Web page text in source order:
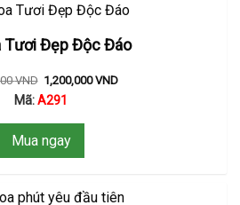
Tươi Đẹp Độc Đáo
VND 1,200,000VND
Mã:A291
Mua ngay